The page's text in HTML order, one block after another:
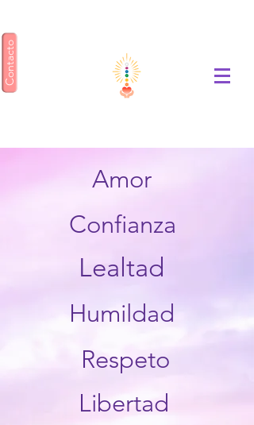
Contacto
Amor
Confianza
Lealtad
Humildad
Respeto
Libertad